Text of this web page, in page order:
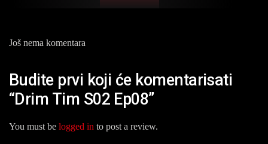
Još nema komentara
Budite prvi koji će komentarisati
“Drim Tim S02 Ep08”
You must be logged in to post a review.